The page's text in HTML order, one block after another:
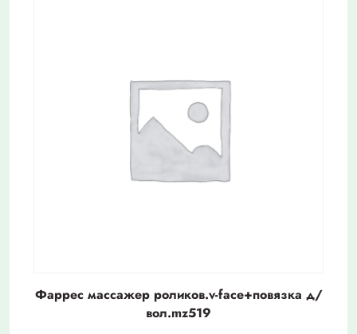
Фаррес массажер роликов.v-face+повязка д/
вол.mz519